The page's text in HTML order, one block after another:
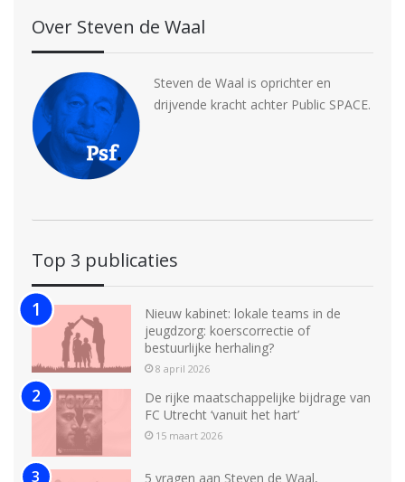
Over Steven de Waal
Steven de Waal is oprichter en
drijvende kracht achter Public SPACE.
Top 3 publicaties
Nieuw kabinet: lokale teams in de
jeugdzorg: koerscorrectie of
bestuurlijke herhaling?
8 april 2026
De rijke maatschappelijke bijdrage van
FC Utrecht ‘vanuit het hart’
15 maart 2026
5 vragen aan Steven de Waal,